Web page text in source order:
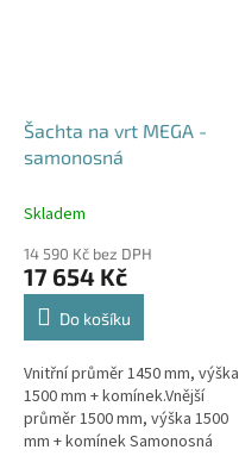
Šachta na vrt MEGA -
samonosná
Skladem
14 590 Kč bez DPH
17 654 Kč
Do košíku
Vnitřní průměr 1450 mm, výška
1500 mm + komínek.Vnější
průměr 1500 mm, výška 1500
mm + komínek Samonosná